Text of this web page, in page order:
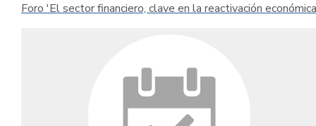
Foro 'El sector financiero, clave en la reactivación